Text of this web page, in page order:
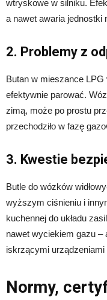
wtryskowe w silniku.
a nawet awaria jednostki
2. Problemy z
Butan w mieszance
efektywnie parować.
zimą, może po prostu
przechodziło w fazę
3. Kwestie
Butle do wózków
wyższym ciśnieniu i
kuchennej do układu
nawet wyciekiem gazu
iskrzącymi
Normy,